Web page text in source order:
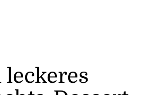
leckeres